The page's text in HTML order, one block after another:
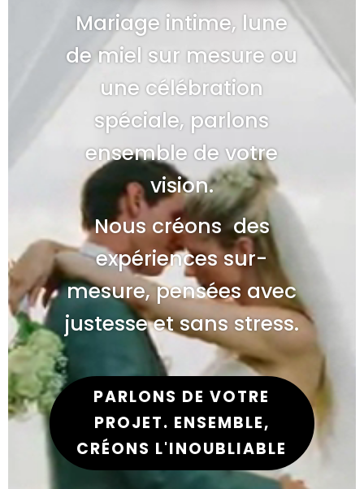
Mariage intime, lune
de miel sur mesure ou
une célébration
spéciale, parlons
ensemble de votre
vision.
Nous créons des
expériences sur-
mesure, pensées avec
justesse et sans stress.
PARLONS DE VOTRE
PROJET. ENSEMBLE,
CRÉONS L'INOUBLIABLE